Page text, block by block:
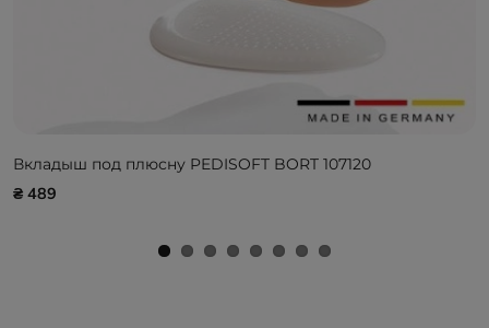
Вкладыш под плюсну PEDISOFT BORT 107120
₴ 489